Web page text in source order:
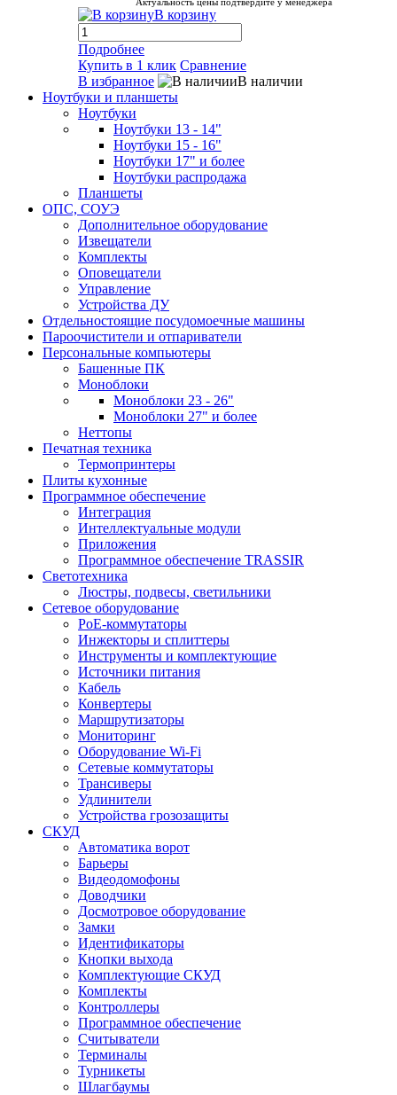
В корзину
Подробнее
Купить в 1 клик Сравнение
В избранное
В наличии
Ноутбуки и планшеты
Ноутбуки
Ноутбуки 13 - 14"
Ноутбуки 15 - 16"
Ноутбуки 17" и более
Ноутбуки распродажа
Планшеты
ОПС, СОУЭ
Дополнительное оборудование
Извещатели
Комплекты
Оповещатели
Управление
Устройства ДУ
Отдельностоящие посудомоечные машины
Пароочистители и отпариватели
Персональные компьютеры
Башенные ПК
Моноблоки
Моноблоки 23 - 26"
Моноблоки 27" и более
Неттопы
Печатная техника
Термопринтеры
Плиты кухонные
Программное обеспечение
Интеграция
Интеллектуальные модули
Приложения
Программное обеспечение TRASSIR
Светотехника
Люстры, подвесы, светильники
Сетевое оборудование
PoE-коммутаторы
Инжекторы и сплиттеры
Инструменты и комплектующие
Источники питания
Кабель
Конвертеры
Маршрутизаторы
Мониторинг
Оборудование Wi-Fi
Сетевые коммутаторы
Трансиверы
Удлинители
Устройства грозозащиты
СКУД
Автоматика ворот
Барьеры
Видеодомофоны
Доводчики
Досмотровое оборудование
Замки
Идентификаторы
Кнопки выхода
Комплектующие СКУД
Комплекты
Контроллеры
Программное обеспечение
Считыватели
Терминалы
Турникеты
Шлагбаумы